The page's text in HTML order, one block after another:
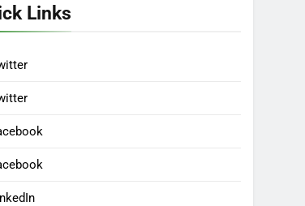
Links